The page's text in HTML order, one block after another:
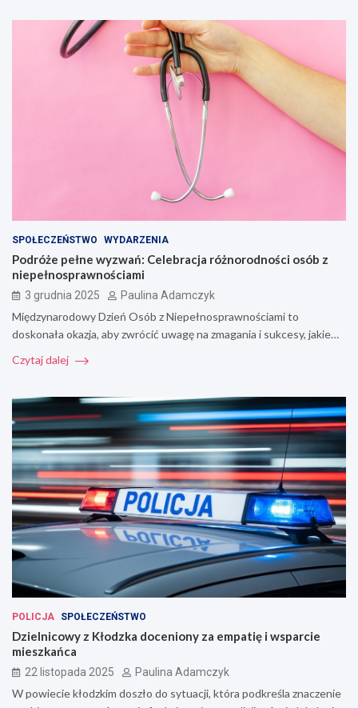
SPOŁECZEŃSTWO WYDARZENIA
Podróże pełne wyzwań: Celebracja różnorodności osób z
niepełnosprawnościami
3 grudnia 2025 Paulina Adamczyk
Międzynarodowy Dzień Osób z Niepełnosprawnościami to
doskonała okazja, aby zwrócić uwagę na zmagania i sukcesy, jakie…
Czytaj dalej
POLICJA SPOŁECZEŃSTWO
Dzielnicowy z Kłodzka doceniony za empatię i wsparcie
mieszkańca
22 listopada 2025 Paulina Adamczyk
W powiecie kłodzkim doszło do sytuacji, która podkreśla znaczenie